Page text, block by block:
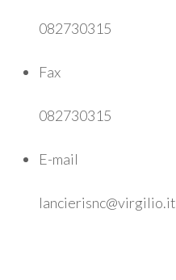
082730315
Fax
082730315
E-mail
lancierisnc@virgilio.it